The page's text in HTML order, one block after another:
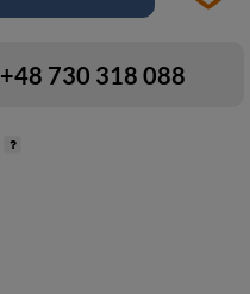
+48 730 318 088